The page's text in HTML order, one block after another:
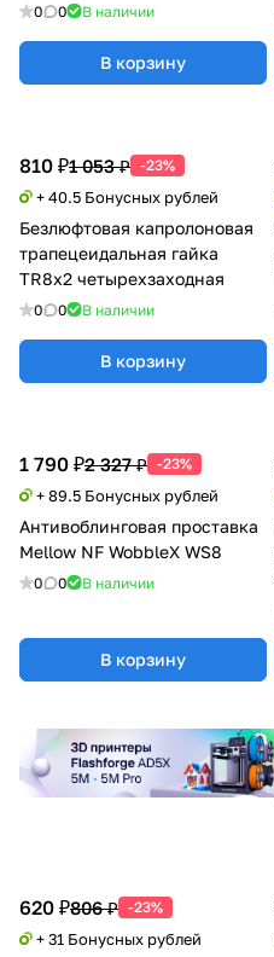
0 0 В наличии
В корзину
1 790 ₽2 327 ₽ -23%
+ 89.5 Бонусных рублей
Антивоблинговая проставка
Mellow NF WobbleX WS8
0 0 В наличии
В корзину
620 ₽806 ₽ -23%
+ 31 Бонусных рублей
810 ₽1 053 ₽ -23%
+ 40.5 Бонусных рублей
Безлюфтовая капролоновая
трапецеидальная гайка
TR8x2 четырехзаходная
0 0 В наличии
В корзину